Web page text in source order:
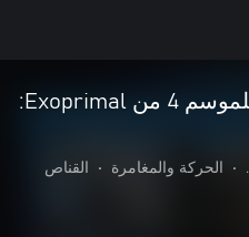
تذكرة النجاة للموسم 4 من Exoprimal:
• الحركة والمغامرة • القناص